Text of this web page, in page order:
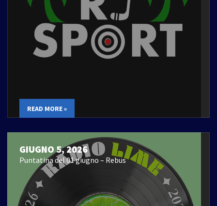
READ MORE »
GIUGNO 5, 2026
Puntatina del 01 giugno – Rebus